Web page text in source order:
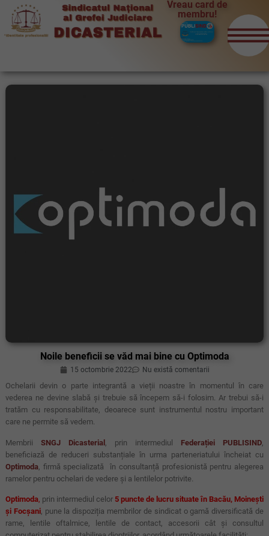
Vreau card de
membru!
Noile beneficii se văd mai bine cu Optimoda
15 octombrie 2022 Nu există comentarii
Ochelarii devin o parte integrantă a vieții noastre în momentul în care
vederea ne devine slabă și trebuie să începem să-i folosim. Ar trebui să-i
tratăm cu responsabilitate, deoarece sunt instrumentul nostru important
care ne permite să vedem.
Membrii SNGJ Dicasterial, prin intermediul Federației PUBLISIND
beneficiază de reduceri substanțiale în urma parteneriatului încheiat cu
Optimoda , firmă specializată în consultanță profesionistă pentru alegerea
ramelor pentru ochelari de vedere și a lentilelor potrivite.
Optimoda, prin intermediul celor 5 puncte de lucru situate în Bacău, Moinești
și Focșani, pune la dispoziția membrilor de sindicat o gamă diversificată de
rame, lentile oftalmice, lentile de contact, accesorii cât și consultul